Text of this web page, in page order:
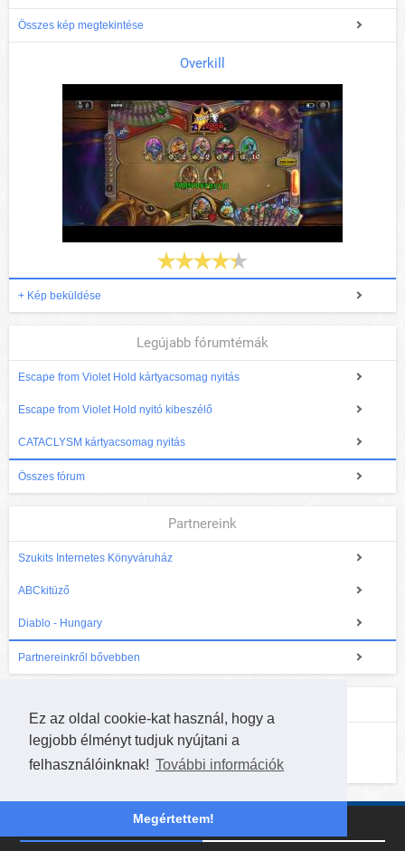
Ez az oldal cookie-kat használ, hogy a
legjobb élményt tudjuk nyújtani a
felhasználóinknak! További információk
Megértettem!
Összes kép megtekintése
Overkill
+ Kép beküldése
Legújabb fórumtémák
Escape from Violet Hold kártyacsomag nyitás
Escape from Violet Hold nyitó kibeszélő
CATACLYSM kártyacsomag nyitás
Összes fórum
Partnereink
Szukits Internetes Könyváruház
ABCkitüző
Diablo - Hungary
Partnereinkről bővebben
Online HearthCup - WORTEX elődöntő
A jelentkezés lezárult, kezdés hamarosan!